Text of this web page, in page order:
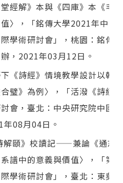
經解》本與《四庫》本《毛詩
〉，「銘傳大學2021年中國
學術研討會」，桃園：銘傳大
，2021年03月12日。
《詩經》情境教學設計以乾隆
璧》為例〉，「活潑《詩經》
會，臺北：中央研究院中國文
08月04日。
解頤》校讀記——兼論《通志
譜中的意義與價值〉，「第七
學術研討會」，臺北：東吳大